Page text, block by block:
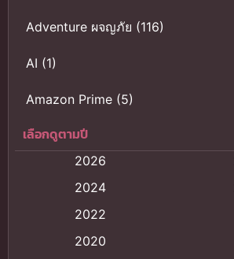
Adventure ผจญภัย (116)
AI (1)
Amazon Prime (5)
Anal (ประตูหลัง)
Animation การ์ตูน
Animation อนิเมะ
เลือกดูตามปี
2026
2024
2022
2020